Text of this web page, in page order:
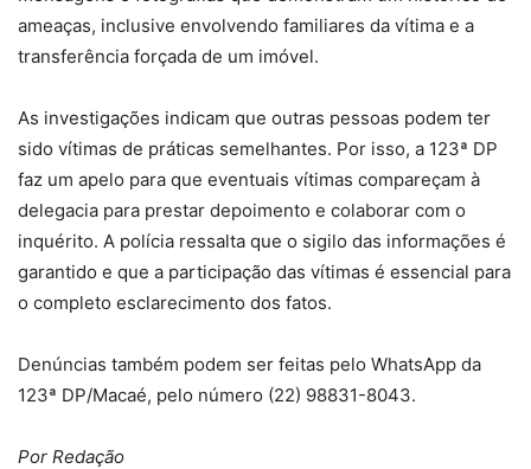
ameaças, inclusive envolvendo familiares da vítima e a
transferência forçada de um imóvel.
As investigações indicam que outras pessoas podem ter
sido vítimas de práticas semelhantes. Por isso, a 123ª DP
faz um apelo para que eventuais vítimas compareçam à
delegacia para prestar depoimento e colaborar com o
inquérito. A polícia ressalta que o sigilo das informações é
garantido e que a participação das vítimas é essencial para
o completo esclarecimento dos fatos.
Denúncias também podem ser feitas pelo WhatsApp da
123ª DP/Macaé, pelo número (22) 98831-8043.
Por Redação